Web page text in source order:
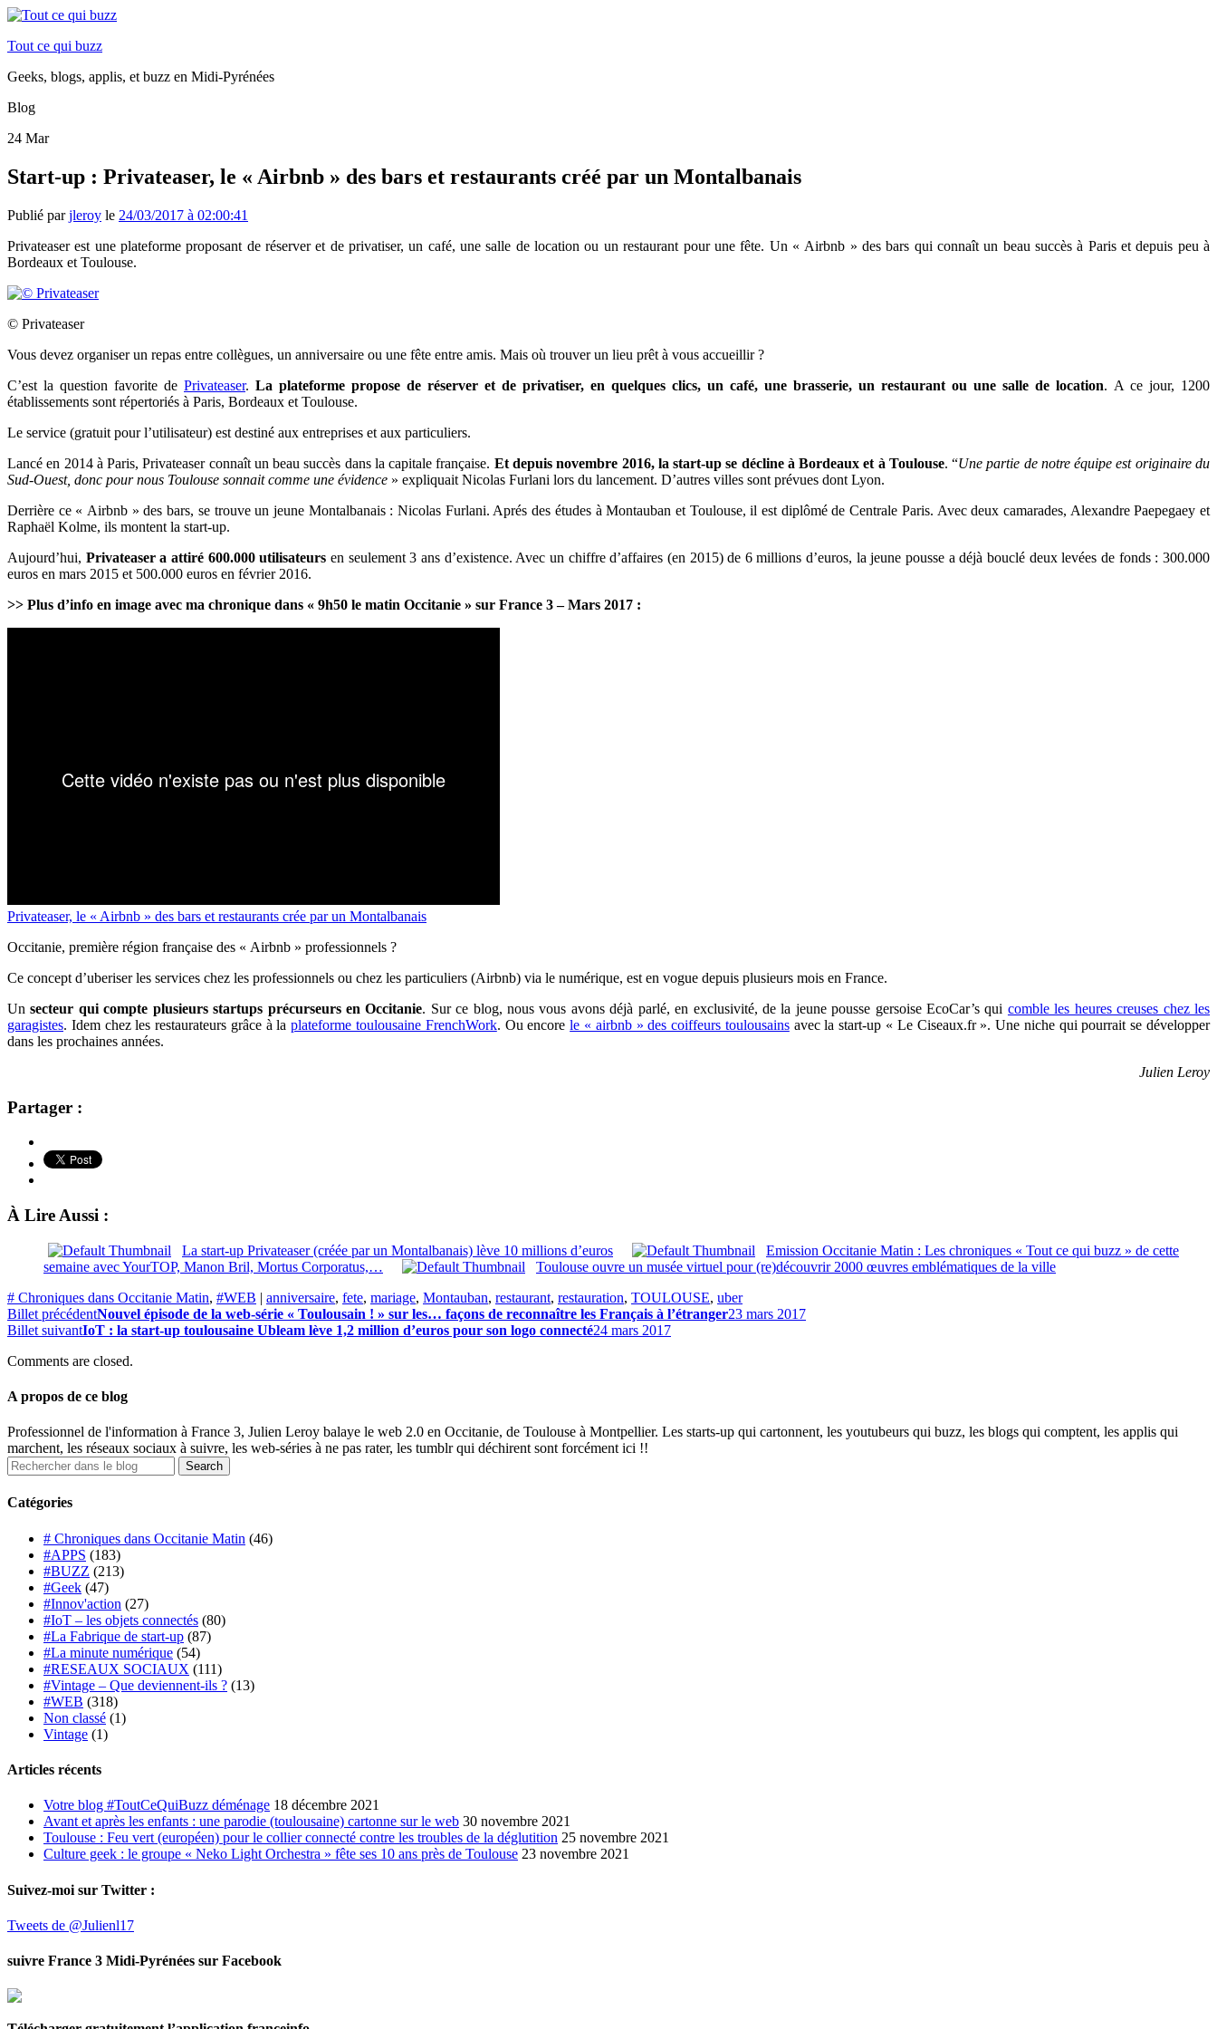
Tout ce qui buzz
Geeks, blogs, applis, et buzz en Midi-Pyrénées
Blog
24 Mar
Start-up : Privateaser, le « Airbnb » des bars et restaurants créé par un Montalbanais
Publié parjleroy le 24/03/2017 à 02:00:41
Privateaser est une plateformeproposant de réserver et de privatiser, un café, une salle de location ou un restaurant pour une fête. Un « Airbnb » des bars qui connaît un beau succès à Paris et depuis peu à
Bordeaux et Toulouse.
© Privateaser
Vous devez organiser un repas entre collègues, un anniversaire ou une fête entre amis. Mais où trouver un lieu prêt à vous accueillir ?
C’est la question favorite de Privateaser. La plateforme propose de réserver et de privatiser, en quelques clics, un café, une brasserie, un restaurant ou une salle de location. A ce jour, 1200
établissements sont répertoriés à Paris, Bordeaux et Toulouse.
Le service (gratuit pour l’utilisateur) est destiné aux entreprises et aux particuliers.
Lancé en 2014 à Paris, Privateaser connaît un beau succès dans la capitale française. Et depuis novembre 2016, la start-up se décline à Bordeaux et à Toulouse.“Une partie de notre équipe est originaire du
Sud-Ouest, donc pour nous Toulouse sonnait comme une évidence » expliquait Nicolas Furlani lors du lancement. D’autres villes sont prévues dont Lyon.
Derrière ce « Airbnb » des bars, se trouve un jeune Montalbanais : Nicolas Furlani. Aprés des études à Montauban et Toulouse, il est diplômé de Centrale Paris. Avec deux camarades, Alexandre Paepegaey et
Raphaël Kolme, ils montent la start-up.
Aujourd’hui, Privateaser a attiré 600.000 utilisateurs en seulement 3 ans d’existence. Avec un chiffre d’affaires (en 2015) de 6 millions d’euros, la jeune pousse a déjà bouclé deux levées de fonds : 300.000
euros en mars 2015 et 500.000 euros en février 2016.
>> Plus d’info en image avec ma chronique dans « 9h50 le matin Occitanie » sur France 3– Mars 2017 :
Privateaser, le « Airbnb » des bars et restaurants crée par un Montalbanais
Occitanie, première région française des « Airbnb » professionnels ?
Ce concept d’uberiser les services chez les professionnels ou chez les particuliers (Airbnb) via le numérique, est en vogue depuis plusieurs mois en France.
Unsecteur qui compte plusieurs startups précurseurs en Occitanie. Sur ce blog, nous vous avons déjà parlé, en exclusivité, de la jeune pousse gersoise EcoCar’s qui comble les heures creuses chez les
garagistes. Idem chez les restaurateurs grâce à laplateforme toulousaine FrenchWork. Ou encorele « airbnb » des coiffeurs toulousainsavec la start-up « Le Ciseaux.fr ». Une niche qui pourrait se développer
dans les prochaines années.
Julien Leroy
Partager :
À Lire Aussi :
La start-up Privateaser (créée par un Montalbanais) lève 10 millions d’euros
Emission Occitanie Matin : Les chroniques « Tout ce qui buzz » de cette
semaine avec YourTOP, Manon Bril, Mortus Corporatus,…
Toulouse ouvre un musée virtuel pour (re)découvrir 2000 œuvres emblématiques de la ville
# Chroniques dans Occitanie Matin, #WEB | anniversaire, fete, mariage, Montauban, restaurant, restauration, TOULOUSE, uber
Billet précédentNouvel épisode de la web-série « Toulousain ! » sur les… façons de reconnaître les Français à l’étranger23 mars 2017
Billet suivantIoT : la start-up toulousaine Ubleam lève 1,2 million d’euros pour son logo connecté24 mars 2017
Comments are closed.
A propos de ce blog
Professionnel de l'information à France 3, Julien Leroy balaye le web 2.0 en Occitanie, de Toulouse à Montpellier. Les starts-up qui cartonnent, les youtubeurs qui buzz, les blogs qui comptent, les applis qui
marchent, les réseaux sociaux à suivre, les web-séries à ne pas rater, les tumblr qui déchirent sont forcément ici !!
Catégories
# Chroniques dans Occitanie Matin (46)
#APPS (183)
#BUZZ (213)
#Geek (47)
#Innov'action (27)
#IoT – les objets connectés (80)
#La Fabrique de start-up (87)
#La minute numérique (54)
#RESEAUX SOCIAUX (111)
#Vintage – Que deviennent-ils ? (13)
#WEB (318)
Non classé (1)
Vintage (1)
Articles récents
Votre blog #ToutCeQuiBuzz déménage 18 décembre 2021
Avant et après les enfants : une parodie (toulousaine) cartonne sur le web 30 novembre 2021
Toulouse : Feu vert (européen) pour le collier connecté contre les troubles de la déglutition 25 novembre 2021
Culture geek : le groupe « Neko Light Orchestra » fête ses 10 ans près de Toulouse 23 novembre 2021
Suivez-moi sur Twitter :
Tweets de @Julienl17
suivre France 3 Midi-Pyrénées sur Facebook